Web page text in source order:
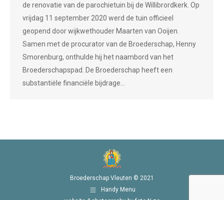
de renovatie van de parochietuin bij de Willibrordkerk. Op
vrijdag 11 september 2020 werd de tuin officieel
geopend door wijkwethouder Maarten van Ooijen.
Samen met de procurator van de Broederschap, Henny
Smorenburg, onthulde hij het naambord van het
Broederschapspad. De Broederschap heeft een
substantiële financiële bijdrage…
Broederschap Vleuten © 2021
Handy Menu